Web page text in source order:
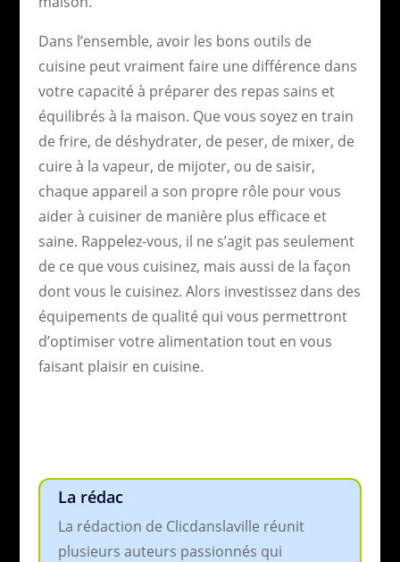
Dans l’ensemble, avoir les bons outils de
cuisine peut vraiment faire une différence dans
votre capacité à préparer des repas sains et
équilibrés à la maison. Que vous soyez en train
de frire, de déshydrater, de peser, de mixer, de
cuire à la vapeur, de mijoter, ou de saisir,
chaque appareil a son propre rôle pour vous
aider à cuisiner de manière plus efficace et
saine. Rappelez-vous, il ne s’agit pas seulement
de ce que vous cuisinez, mais aussi de la façon
dont vous le cuisinez. Alors investissez dans des
équipements de qualité qui vous permettront
d’optimiser votre alimentation tout en vous
faisant plaisir en cuisine.
La rédac
La rédaction de Clicdanslaville réunit
plusieurs auteurs passionnés qui